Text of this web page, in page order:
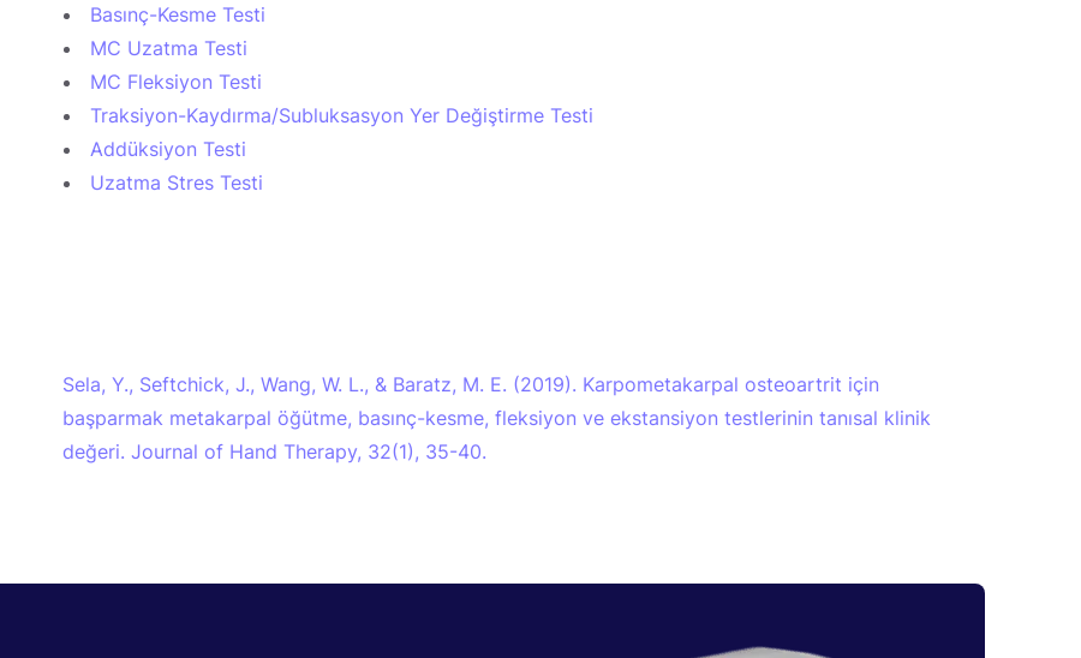
Basınç-Kesme Testi
MC Uzatma Testi
MC Fleksiyon Testi
Traksiyon-Kaydırma/Subluksasyon Yer Değiştirme Testi
Addüksiyon Testi
Uzatma Stres Testi
Sela, Y., Seftchick, J., Wang, W. L., & Baratz, M. E. (2019). Karpometakarpal osteoartrit için
başparmak metakarpal öğütme, basınç-kesme, fleksiyon ve ekstansiyon testlerinin tanısal klinik
değeri. Journal of Hand Therapy, 32(1), 35-40.